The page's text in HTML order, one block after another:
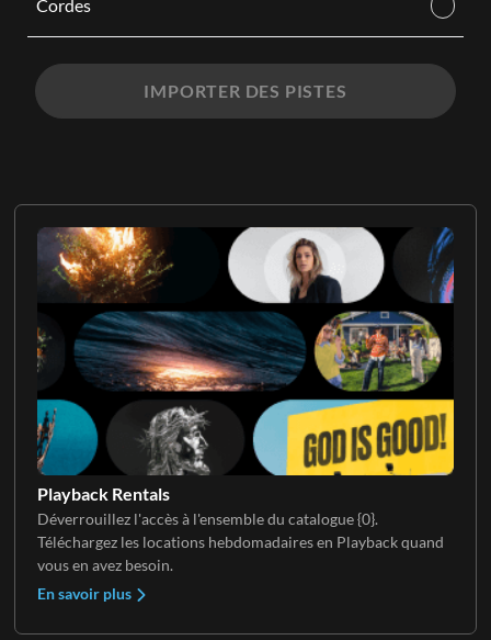
Playback Rentals
Déverrouillez l'accès à l'ensemble du catalogue {0}.
Téléchargez les locations hebdomadaires en Playback quand
vous en avez besoin.
En savoir plus
Cordes
IMPORTER DES PISTES